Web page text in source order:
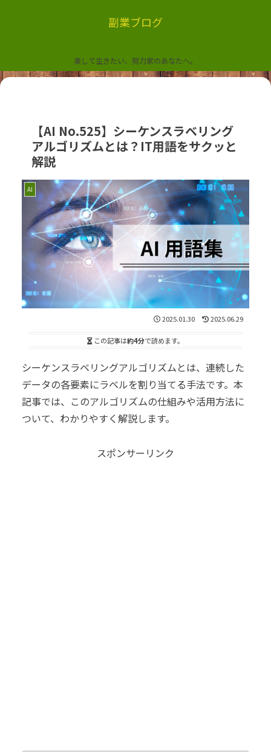
副業ブログ
楽して生きたい、努力家のあなたへ。
【AI No.525】シーケンスラベリング
アルゴリズムとは？IT用語をサクッと
解説
AI
2025.01.30 2025.06.29
この記事は約4分で読めます。
シーケンスラベリングアルゴリズムとは、連続した
データの各要素にラベルを割り当てる手法です。本
記事では、このアルゴリズムの仕組みや活用方法に
ついて、わかりやすく解説します。
スポンサーリンク